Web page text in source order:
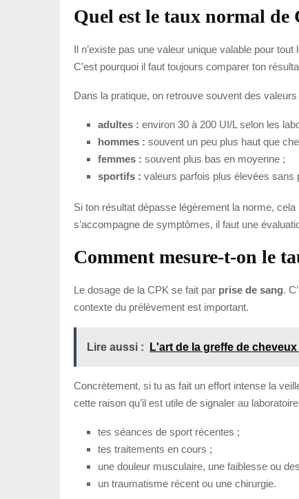
Quel est le taux normal
Il n’existe pas une valeur unique valable pour tout
C’est pourquoi il faut toujours comparer ton
Dans la pratique, on retrouve souvent des
adultes : environ 30 à 200 UI/L selon les
hommes : souvent un peu plus haut que
femmes : souvent plus bas en moyenne ;
sportifs : valeurs parfois plus élevées sans
Si ton résultat dépasse légèrement la norme,
s’accompagne de symptômes, il faut une
Comment mesure-t-on le
Le dosage de la CPK se fait par prise de sang.
contexte du prélèvement est important.
Lire aussi : L'art de la greffe de
Concrètement, si tu as fait un effort intense la
cette raison qu’il est utile de signaler au
tes séances de sport récentes ;
tes traitements en cours ;
une douleur musculaire, une faiblesse ou
un traumatisme récent ou une chirurgie.